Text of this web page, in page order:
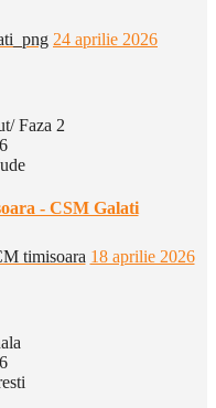
24 aprilie 2026
Faza 2
- CSM Galati
18 aprilie 2026